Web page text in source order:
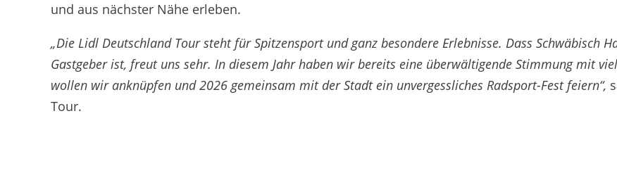
und aus nächster Nähe erleben.
„Die Lidl Deutschland Tour steht für Spitzensport und ganz besondere Erlebnisse. Dass Schwäbisch
Gastgeber ist, freut uns sehr. In diesem Jahr haben wir bereits eine überwältigende Stimmung mit
wollen wir anknüpfen und 2026 gemeinsam mit der Stadt ein unvergessliches Radsport-Fest feiern“,
Tour.